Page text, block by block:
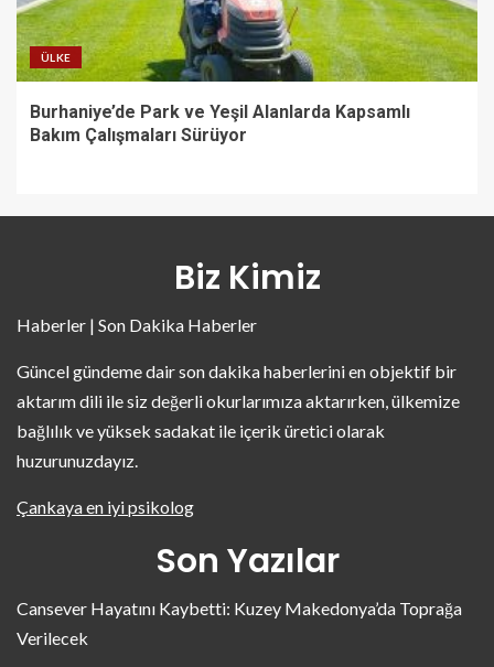
ÜLKE
Burhaniye’de Park ve Yeşil Alanlarda Kapsamlı
Bakım Çalışmaları Sürüyor
Biz Kimiz
Haberler | Son Dakika Haberler
Güncel gündeme dair son dakika haberlerini en objektif bir
aktarım dili ile siz değerli okurlarımıza aktarırken, ülkemize
bağlılık ve yüksek sadakat ile içerik üretici olarak
huzurunuzdayız.
Çankaya en iyi psikolog
Son Yazılar
Cansever Hayatını Kaybetti: Kuzey Makedonya’da Toprağa
Verilecek